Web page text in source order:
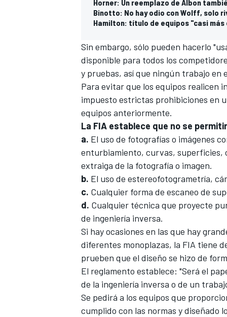
Horner: Un reemplazo de Albon
Binotto: No hay odio con Wolff, solo
Hamilton: título de equipos "casi
Sin embargo, sólo pueden hacerlo
disponible para todos los
y pruebas, así que ningún trabajo
Para evitar que los equipos realicen
impuesto estrictas prohibiciones en
equipos anteriormente.
La FIA establece que no se
a. El uso de fotografías o imágenes
enturbiamiento, curvas, superficies,
extraiga de la fotografía o imagen.
b. El uso de estereofotogrametría,
c. Cualquier forma de escaneo de
d. Cualquier técnica que proyecte
de ingeniería inversa.
Si hay ocasiones en las que hay
diferentes monoplazas, la FIA tiene
prueben que el diseño se hizo de
El reglamento establece: "Será el
de la ingeniería inversa o de un
Se pedirá a los equipos que
cumplido con las normas y diseñado